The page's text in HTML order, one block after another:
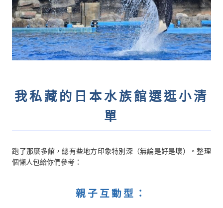
我私藏的日本水族館選逛小清
單
跑了那麼多館，總有些地方印象特別深（無論是好是壞）。整理
個懶人包給你們參考：
親子互動型：